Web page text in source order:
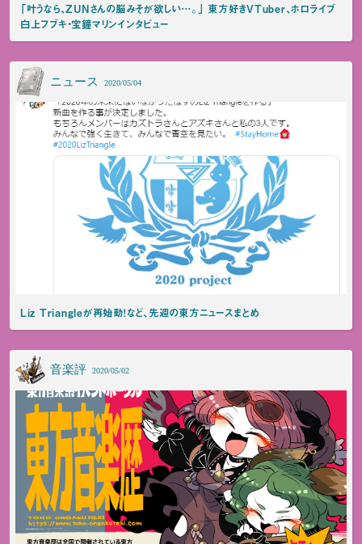
「叶うなら、ZUNさんの脳みそが欲しい…。」 東方好きVTuber、ホロライブ
白上フブキ・宝鐘マリンインタビュー
ニュース 2020/05/04
Liz Triangleが再始動！など、先週の東方ニュースまとめ
音楽評 2020/05/02